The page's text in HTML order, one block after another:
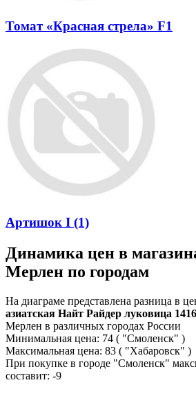
Томат «Красная стрела» F1
Артишок I (1)
Динамика цен в
Мерлен по городам
На диаграме представлена разница в
азиатская Найт Райдер луковица 1416
Мерлен в различных городах России
Минимальная цена: 74 ( "Смоленск" )
Максимальная цена: 83 ( "Хабаровск" )
При покупке в городе "Смоленск"
составит: -9